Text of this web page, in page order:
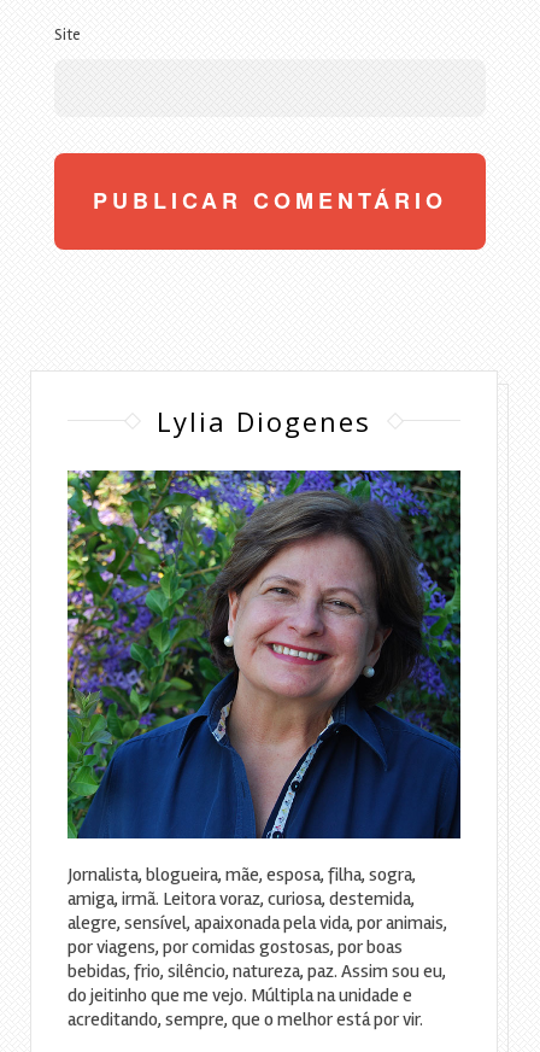
Site
Lylia Diogenes
Jornalista, blogueira, mãe, esposa, filha, sogra,
amiga, irmã. Leitora voraz, curiosa, destemida,
alegre, sensível, apaixonada pela vida, por animais,
por viagens, por comidas gostosas, por boas
bebidas, frio, silêncio, natureza, paz. Assim sou eu,
do jeitinho que me vejo. Múltipla na unidade e
acreditando, sempre, que o melhor está por vir.